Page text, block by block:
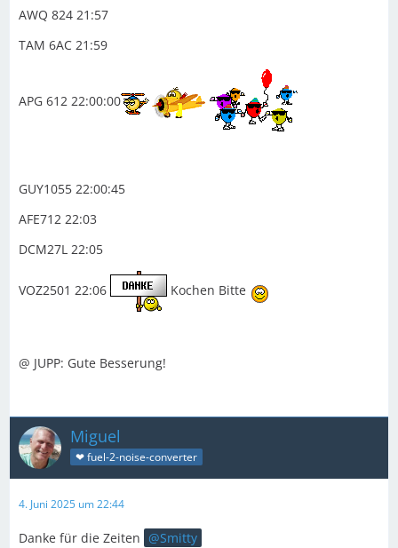
AWQ 824 21:57
TAM 6AC 21:59
APG 612 22:00:00
GUY1055 22:00:45
AFE712 22:03
DCM27L 22:05
VOZ2501 22:06 Kochen Bitte
@ JUPP: Gute Besserung!
Miguel
❤ fuel-2-noise-converter
4. Juni 2025 um 22:44
Danke für die Zeiten
Smitty